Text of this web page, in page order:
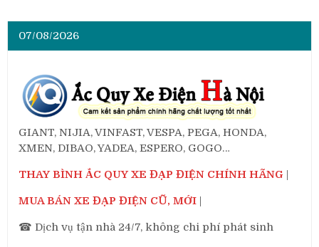
07/08/2026
GIANT, NIJIA, VINFAST, VESPA, PEGA, HONDA,
XMEN, DIBAO, YADEA, ESPERO, GOGO…
THAY BÌNH ẮC QUY XE ĐẠP ĐIỆN CHÍNH HÃNG
MUA BÁN XE ĐẠP ĐIỆN CŨ, MỚI
☎ Dịch vụ tận nhà 24/7, không chi phí phát sinh